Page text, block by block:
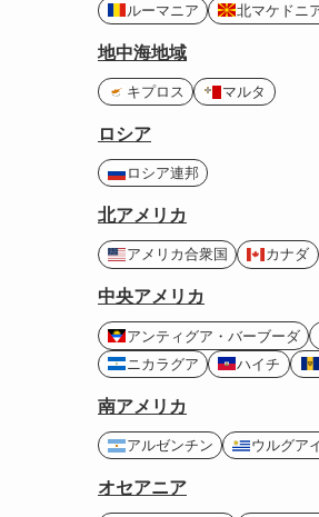
ルーマニア
北マケドニ
地中海地域
キプロス マルタ
ロシア
ロシア連邦
北アメリカ
アメリカ合衆国 カナダ
中央アメリカ
アンティグア・バーブーダ
ニカラグア
ハイチ
南アメリカ
アルゼンチン ウルグア
オセアニア